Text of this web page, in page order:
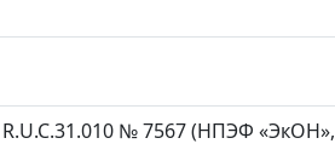
№ 7567 (НПЭФ